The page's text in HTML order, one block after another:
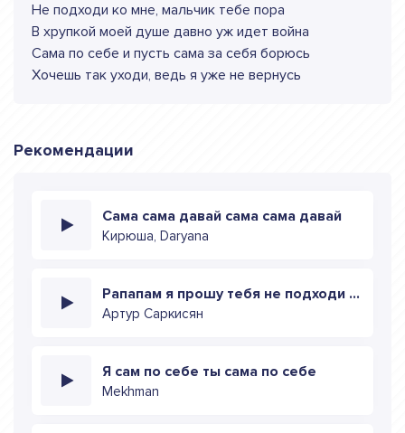
Не подходи ко мне, мальчик тебе пора
В хрупкой моей душе давно уж идет война
Сама по себе и пусть сама за себя борюсь
Хочешь так уходи, ведь я уже не вернусь
Рекомендации
Сама сама давай сама сама давай
Кирюша, Daryana
Рапапам я прошу тебя не подходи ко мне мадам
Артур Саркисян
Я сам по себе ты сама по себе
Mekhman